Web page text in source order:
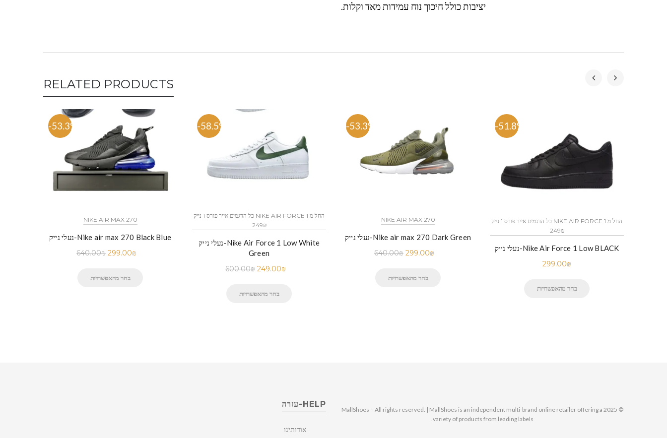
יציבות כולל חיכוך נוח עמידות מאד וקלות.
RELATED PRODUCTS
-53.3%
NIKE AIR MAX 270
נעלי נייק-Nike air max 270 Black Blue
640.00₪ 299.00₪
בחר מהאפשרויות
-58.5%
כל הדגמים אייר פורס 1 נייק NIKE AIR FORCE 1 החל מ
249₪
נעלי נייק-Nike Air Force 1 Low White
Green
600.00₪ 249.00₪
בחר מהאפשרויות
-53.3%
NIKE AIR MAX 270
נעלי נייק-Nike air max 270 Dark Green
640.00₪ 299.00₪
בחר מהאפשרויות
-51.8%
כל הדגמים אייר פורס 1 נייק NIKE AIR FORCE 1 החל מ
249₪
נעלי נייק-Nike Air Force 1 Low BLACK
299.00₪
בחר מהאפשרויות
HELP-עזרה
אודותינו
© 2025 MallShoes – All rights reserved. | MallShoes is an independent multi-brand online retailer offering a
variety of products from leading labels.